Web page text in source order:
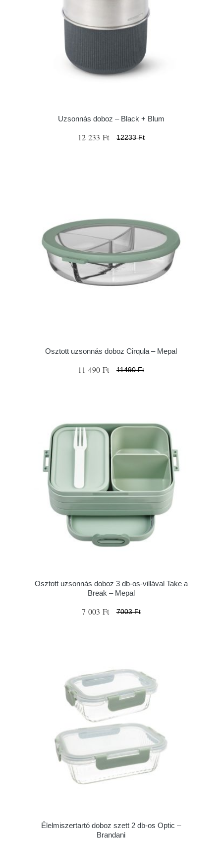
Uzsonnás doboz – Black + Blum
12 233 Ft 12233 Ft
Osztott uzsonnás doboz Cirqula – Mepal
11 490 Ft 11490 Ft
Osztott uzsonnás doboz 3 db-os-villával Take a
Break – Mepal
7 003 Ft 7003 Ft
Élelmiszertartó doboz szett 2 db-os Optic –
Brandani